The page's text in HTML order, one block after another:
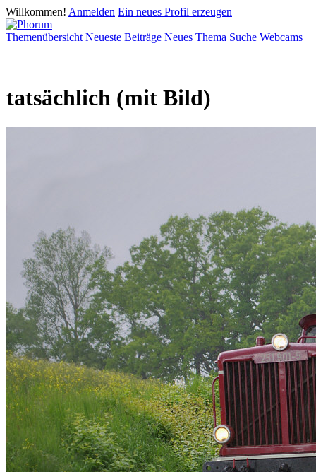
Willkommen! Anmelden Ein neues Profil erzeugen
Themenübersicht Neueste Beiträge Neues Thema Suche Webcams
tatsächlich (mit Bild)